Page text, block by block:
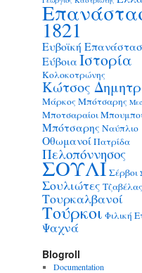
1821
Ευβοϊκή
Εύβοια Ιστορία
Κολοκοτρώνης
Κώτσος
Μάρκος Μπότσαρης
Μποτσαραίοι
Μπότσαρης Ναύπλιο
ΟθωμανοίΠατρίδα
Πελοπόννησος
ΣΟΥΛΙ Σέρβοι
Σουλιώτες Τζαβέλας
Τουρκαλβανοί
Τούρκοι Φιλική
Ψαχνά
Blogroll
Documentation